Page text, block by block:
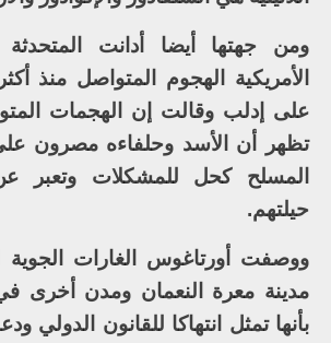
ومن جهتها أيضا أدانت المتحدثة
الأمريكية الهجوم المتواصل منذ
على إدلب وقالت إن الهجمات
تظهر أن الأسد وحلفاءه مصرون
المسلح كحل للمشكلات وتعبر
حيلتهم.
ووصفت أورتاغوس الغارات الجوية
مدينة معرة النعمان ومدن أخرى
بأنها تمثل انتهاكا للقانون الدولي